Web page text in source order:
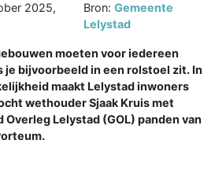
2025,
Bron:Gemeente
Lelystad
moeten voor iedereen
je bijvoorbeeld in een rolstoel zit. In
maakt Lelystad inwoners
wethouder Sjaak Kruis met
Lelystad (GOL) panden van